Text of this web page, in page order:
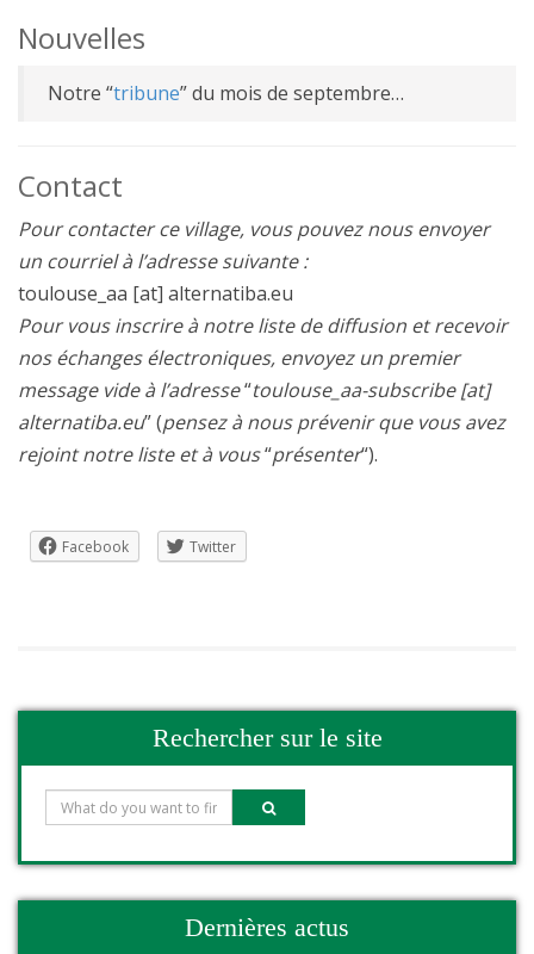
Nouvelles
Notre “tribune” du mois de septembre…
Contact
Pour contacter ce village, vous pouvez nous envoyer
un courriel à l’adresse suivante :
toulouse_aa [at] alternatiba.eu
Pour vous inscrire à notre liste de diffusion et recevoir
nos échanges électroniques, envoyez un premier
message vide à l’adresse“toulouse_aa-subscribe [at]
alternatiba.eu” (pensez à nous prévenir que vous avez
rejoint notre liste et à vous“présenter“).
Facebook Twitter
Rechercher sur le site
Dernières actus